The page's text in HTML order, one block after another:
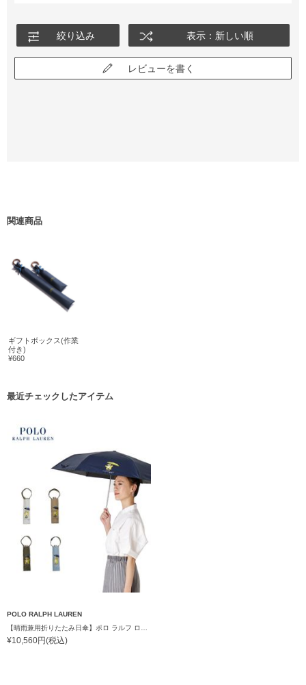
す。
ありがとうございました。
絞り込み 表示：新しい順
レビューを書く
関連商品
ギフトボックス(作業
付き)
¥660
最近チェックしたアイテム
POLO RALPH LAUREN
¥10,560円(税込)